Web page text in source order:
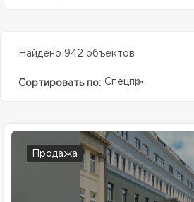
Найдено 942 объектов
Сортировать по: Спецпредолжение
Продажа